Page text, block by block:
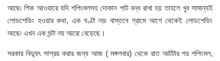
আছে৷ পিক আওয়ারে যদি শপিংমলসহ দোকান পাট বন্ধ রাখা হয় তাহলে খুব সামান্যই
লোডশেডিং হওয়ার কথা, এক ঘণ্টা নয়৷ বাস্তবে গ্রামে আগে থেকেই লোডশেডিং
আছে৷ এখন এক ঘন্টা নয় আরো বেড়েছে।
সরকার বিদ্যুৎ সাশ্রয় করার জন্য আজ ( মঙ্গলবার) থেকে রাত আটটার পর শপিংমল,